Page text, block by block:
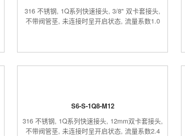
316 不锈钢, 1Q系列快速接头, 3/8" 双卡套接头,
不带阀管茎, 未连接时呈开启状态, 流量系数1.0
S6-S-1Q8-M12
316 不锈钢, 1Q系列快速接头, 12mm双卡套接头,
不带阀管茎, 未连接时呈开启状态, 流量系数2.4